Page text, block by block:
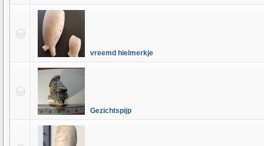
vreemd hielmerkje
Gezichtspijp